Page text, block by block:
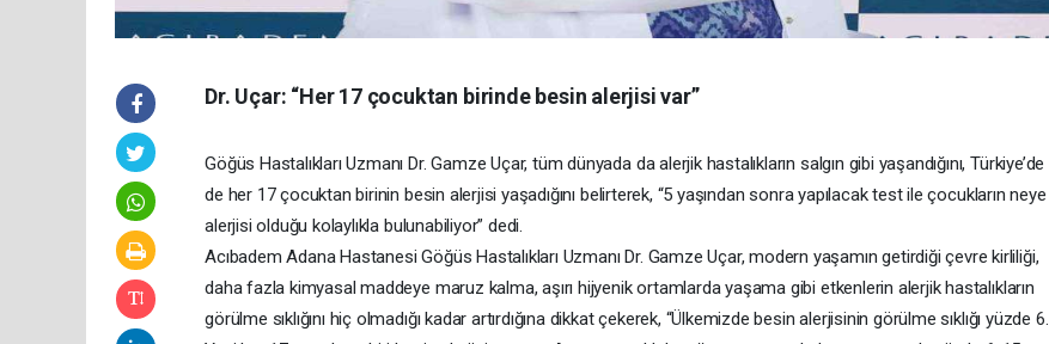
Dr. Uçar: “Her 17 çocuktan birinde besin alerjisi var”
Göğüs Hastalıkları Uzmanı Dr. Gamze Uçar, tüm dünyada da alerjik hastalıkların salgın gibi yaşandığını, Türkiye’de
de her 17 çocuktan birinin besin alerjisi yaşadığını belirterek, “5 yaşından sonra yapılacak test ile çocukların neye
alerjisi olduğu kolaylıkla bulunabiliyor” dedi.
Acıbadem Adana Hastanesi Göğüs Hastalıkları Uzmanı Dr. Gamze Uçar, modern yaşamın getirdiği çevre kirliliği,
daha fazla kimyasal maddeye maruz kalma, aşırı hijyenik ortamlarda yaşama gibi etkenlerin alerjik hastalıkların
görülme sıklığını hiç olmadığı kadar artırdığına dikkat çekerek, “Ülkemizde besin alerjisinin görülme sıklığı yüzde 6.